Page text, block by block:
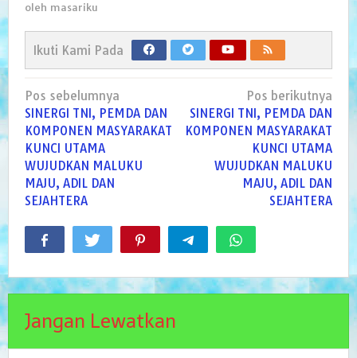
oleh masariku
Ikuti Kami Pada
Navigasi
pos
Pos sebelumnya
SINERGI TNI, PEMDA DAN
KOMPONEN MASYARAKAT
KUNCI UTAMA
WUJUDKAN MALUKU
MAJU, ADIL DAN
SEJAHTERA
Pos berikutnya
SINERGI TNI, PEMDA DAN
KOMPONEN MASYARAKAT
KUNCI UTAMA
WUJUDKAN MALUKU
MAJU, ADIL DAN
SEJAHTERA
Jangan Lewatkan